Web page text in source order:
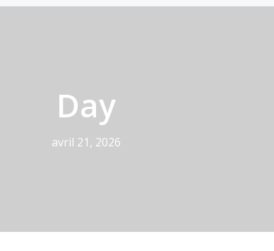
Day
avril 21, 2026